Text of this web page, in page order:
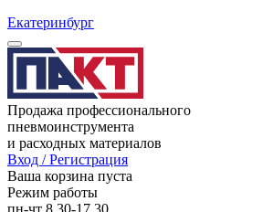
Екатеринбург
Продажа профессионального
пневмоинструмента
и расходных материалов
Вход / Регистрация
Ваша корзина пуста
Режим работы
пн-чт 8.30-17.30